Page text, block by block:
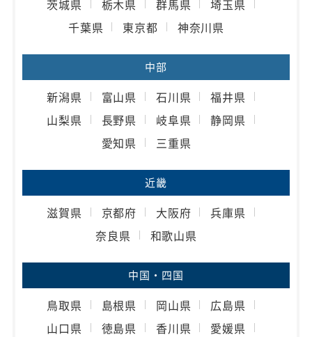
茨城県 栃木県 群馬県
埼玉県
千葉県
東京都 神奈川県
中部
新潟県 富山県 石川県
福井県
山梨県
長野県 岐阜県
静岡県
愛知県
三重県
近畿
滋賀県 京都府 大阪府
兵庫県
奈良県
和歌山県
中国・四国
鳥取県 島根県 岡山県
広島県
山口県
徳島県 香川県
愛媛県